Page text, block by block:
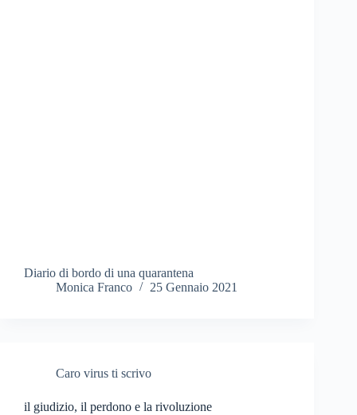
Diario di bordo di una quarantena
Monica Franco
25 Gennaio 2021
Caro virus ti scrivo
il giudizio, il perdono e la rivoluzione